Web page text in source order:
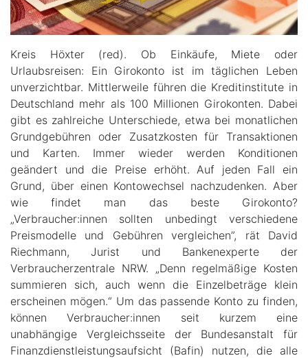
Kreis Höxter (red). Ob Einkäufe, Miete oder
Urlaubsreisen: Ein Girokonto ist im täglichen Leben
unverzichtbar. Mittlerweile führen die Kreditinstitute in
Deutschland mehr als 100 Millionen Girokonten. Dabei
gibt es zahlreiche Unterschiede, etwa bei monatlichen
Grundgebühren oder Zusatzkosten für Transaktionen
und Karten. Immer wieder werden Konditionen
geändert und die Preise erhöht. Auf jeden Fall ein
Grund, über einen Kontowechsel nachzudenken. Aber
wie findet man das beste Girokonto?
„Verbraucher:innen sollten unbedingt verschiedene
Preismodelle und Gebühren vergleichen”, rät David
Riechmann, Jurist und Bankenexperte der
Verbraucherzentrale NRW. „Denn regelmäßige Kosten
summieren sich, auch wenn die Einzelbeträge klein
erscheinen mögen.“ Um das passende Konto zu finden,
können Verbraucher:innen seit kurzem eine
unabhängige Vergleichsseite der Bundesanstalt für
Finanzdienstleistungsaufsicht (Bafin) nutzen, die alle